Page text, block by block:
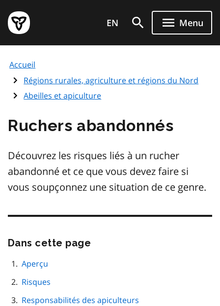
au
contenu
principal
Page
d'accueil
de
l'Ontario
EN Menu
Accueil
Régions rurales, agriculture et régions du Nord
Abeilles et apiculture
Ruchers abandonnés
Découvrez les risques liés à un rucher
abandonné et ce que vous devez faire si
vous soupçonnez une situation de ce genre.
Dans cette page
Aperçu
Risques
Responsabilités des apiculteurs